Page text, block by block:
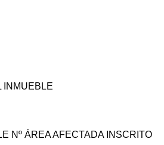
INMUEBLE
Nº ÁREA AFECTADA INSCRITO